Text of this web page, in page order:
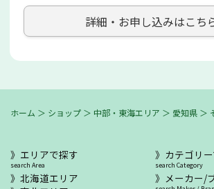
詳細・お申し込みはこち
ホーム ＞ ショップ ＞ 中部・東海エリア ＞ 愛知県 ＞
エリアで探す
search Area
北海道エリア
カテゴリ
search Category
メーカー/